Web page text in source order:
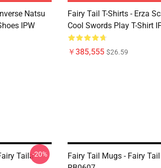
Natsu
IPW
Fairy Tail T-Shirts - Erza
Cool Swords Play T-Shirt
￥385,555 $26.59
Taila-20%
Fairy Tail Mugs - Fairy